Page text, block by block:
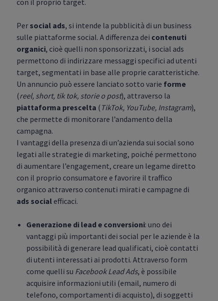
con il proprio target.
Per social ads, si intende la pubblicità di un business
sulle piattaforme social. A differenza dei contenuti
organici, cioè quelli non sponsorizzati, i social ads
permettono di indirizzare messaggi specifici ad utenti
target, segmentati in base alle proprie caratteristiche.
Un annuncio può essere lanciato sotto varie forme
(reel, short, tik tok, storie o post), attraverso la
piattaforma prescelta ( TikTok, YouTube, Instagram),
che permette di monitorare l’andamento della
campagna.
I vantaggi della presenza di un’azienda sui social sono
legati alle strategie di marketing, poiché permettono
di aumentare l’engagement, creare un legame diretto
con il proprio consumatore e favorire il traffico
organico attraverso contenuti mirati e campagne di
ads socialefficaci.
Generazione di lead e conversioni: uno dei
vantaggi più importanti dei social per le aziende è la
possibilità di generare lead qualificati, cioè contatti
di utenti interessati ai prodotti. Attraverso form
come quelli su Facebook Lead Ads, è possibile
acquisire informazioni utili (email, numero di
telefono, comportamenti di acquisto), di soggetti